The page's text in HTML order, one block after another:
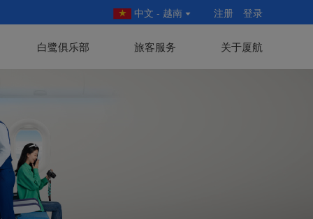
中文 - 越南 注册 登录
白鹭俱乐部 旅客服务 关于厦航